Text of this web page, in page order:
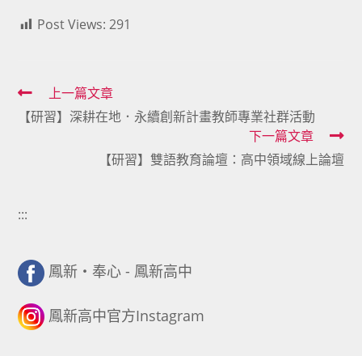
Post Views: 291
Read
more
上一篇文章
【研習】深耕在地．永續創新計畫教師專業社群活動
下一篇文章
【研習】雙語教育論壇：高中領域線上論壇
:::
鳳新・奉心 - 鳳新高中
鳳新高中官方Instagram